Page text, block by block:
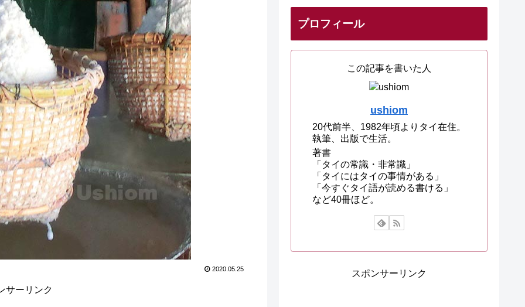
2020.05.25
サーリンク
プロフィール
この記事を書いた人
ushiom
20代前半、1982年頃よりタイ在住。
執筆、出版で生活。
著書
「タイの常識・非常識」
「タイにはタイの事情がある」
「今すぐタイ語が読める書ける」
など40冊ほど。
スポンサーリンク